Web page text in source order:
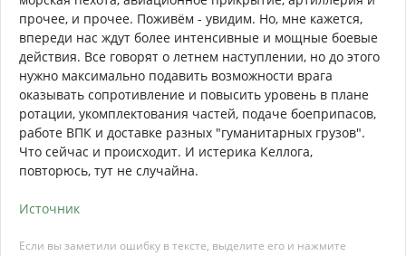
прочее, и прочее. Поживём - увидим. Но, мне кажется,
впереди нас ждут более интенсивные и мощные боевые
действия. Все говорят о летнем наступлении, но до этого
нужно максимально подавить возможности врага
оказывать сопротивление и повысить уровень в плане
ротации, укомплектования частей, подаче боеприпасов,
работе ВПК и доставке разных "гуманитарных грузов".
Что сейчас и происходит. И истерика Келлога,
повторюсь, тут не случайна.
Источник
Если вы заметили ошибку в тексте, выделите его и нажмите